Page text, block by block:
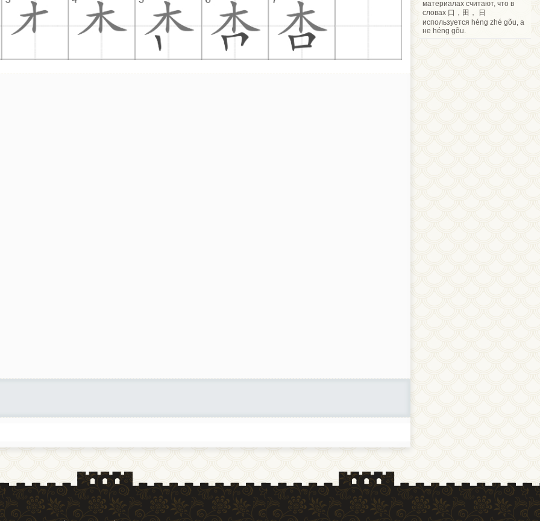
материалах считают, что в
словах 口，田， 日
используется héng zhé gõu, а
не héng gõu.